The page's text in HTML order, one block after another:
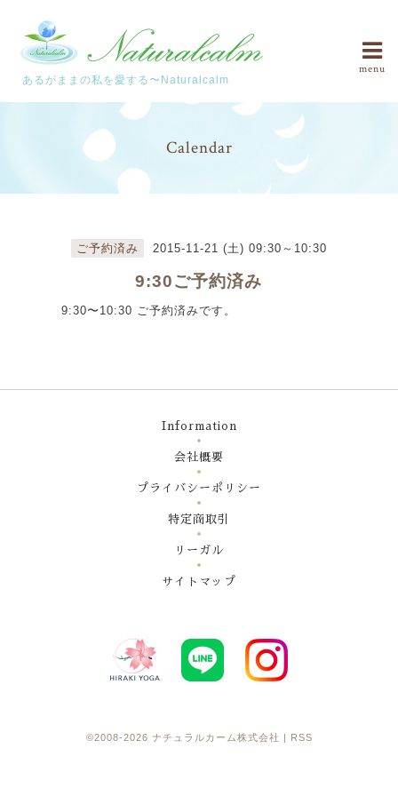
あるがままの私を愛する〜Naturalcalm
menu
Calendar
ご予約済み 2015-11-21 (土) 09:30～10:30
9:30ご予約済み
9:30〜10:30 ご予約済みです。
Information
会社概要
プライバシーポリシー
特定商取引
リーガル
サイトマップ
©2008-2026 ナチュラルカーム株式会社 RSS